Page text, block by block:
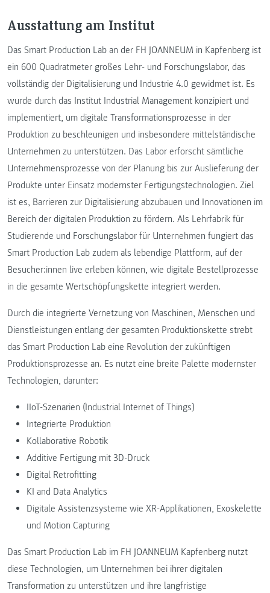
Ausstattung am Institut
Das Smart Production Lab an der FH JOANNEUM in Kapfenberg ist
ein 600 Quadratmeter großes Lehr- und Forschungslabor, das
vollständig der Digitalisierung und Industrie 4.0 gewidmet ist. Es
wurde durch das Institut Industrial Management konzipiert und
implementiert, um digitale Transformationsprozesse in der
Produktion zu beschleunigen und insbesondere mittelständische
Unternehmen zu unterstützen. Das Labor erforscht sämtliche
Unternehmensprozesse von der Planung bis zur Auslieferung der
Produkte unter Einsatz modernster Fertigungstechnologien. Ziel
ist es, Barrieren zur Digitalisierung abzubauen und Innovationen im
Bereich der digitalen Produktion zu fördern. Als Lehrfabrik für
Studierende und Forschungslabor für Unternehmen fungiert das
Smart Production Lab zudem als lebendige Plattform, auf der
Besucher:innen live erleben können, wie digitale Bestellprozesse
in die gesamte Wertschöpfungskette integriert werden.
Durch die integrierte Vernetzung von Maschinen, Menschen und
Dienstleistungen entlang der gesamten Produktionskette strebt
das Smart Production Lab eine Revolution der zukünftigen
Produktionsprozesse an. Es nutzt eine breite Palette modernster
Technologien, darunter:
IIoT-Szenarien (Industrial Internet of Things)
Integrierte Produktion
Kollaborative Robotik
Additive Fertigung mit 3D-Druck
Digital Retrofitting
KI and Data Analytics
Digitale Assistenzsysteme wie XR-Applikationen, Exoskelette
und Motion Capturing
Das Smart Production Lab im FH JOANNEUM Kapfenberg nutzt
diese Technologien, um Unternehmen bei ihrer digitalen
Transformation zu unterstützen und ihre langfristige